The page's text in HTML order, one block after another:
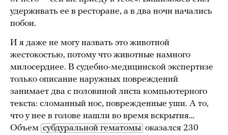
удерживать ее в ресторане, а в два ночи начались
побои.
И я даже не могу назвать это животной
жестокостью, потому что животные намного
милосерднее. В судебно-медицинской экспертизе
только описание наружных повреждений
занимает два с половиной листа компьютерного
текста: сломанный нос, поврежденные уши. А то,
что у нее в голове нашли во время вскрытия…
Объем субдуральной гематомы оказался 230